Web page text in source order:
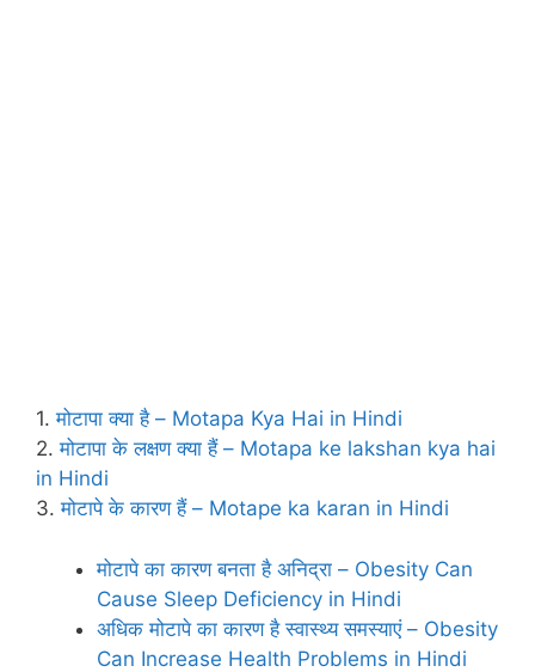
1.मोटापा क्‍या है – Motapa Kya Hai in Hindi
2.मोटापा के लक्षण क्‍या हैं – Motapa ke lakshan kya hai
in Hindi
3.मोटापे के कारण हैं – Motape ka karan in Hindi
मोटापे का कारण बनता है अनिद्रा – Obesity Can
Cause Sleep Deficiency in Hindi
अधिक मोटापे का कारण है स्‍वास्‍थ्‍य समस्‍याएं – Obesity
Can Increase Health Problems in Hindi